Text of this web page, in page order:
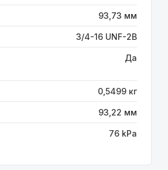
93,73 мм
3/4-16 UNF-2B
Да
0,5499 кг
93,22 мм
76 kPa